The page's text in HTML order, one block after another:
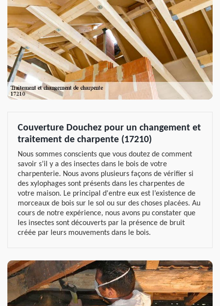
Couverture Douchez pour un changement et
traitement de charpente (17210)
Nous sommes conscients que vous doutez de comment
savoir s’il y a des insectes dans le bois de votre
charpenterie. Nous avons plusieurs façons de vérifier si
des xylophages sont présents dans les charpentes de
votre maison. Le principal d'entre eux est l’existence de
morceaux de bois sur le sol ou sur des choses placées. Au
cours de notre expérience, nous avons pu constater que
les insectes sont découverts par la présence de bruit
créée par leurs mouvements dans le bois.